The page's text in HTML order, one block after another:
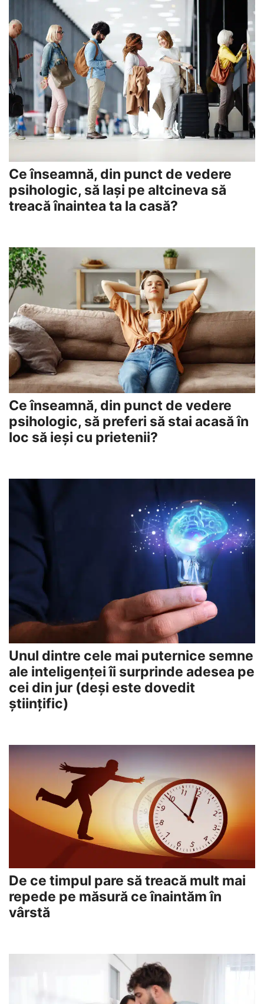
Ce înseamnă, din punct de vedere
psihologic, să lași pe altcineva să
treacă înaintea ta la casă?
Ce înseamnă, din punct de vedere
psihologic, să preferi să stai acasă în
loc să ieși cu prietenii?
Unul dintre cele mai puternice semne
ale inteligenței îi surprinde adesea pe
cei din jur (deși este dovedit
științific)
De ce timpul pare să treacă mult mai
repede pe măsură ce înaintăm în
vârstă